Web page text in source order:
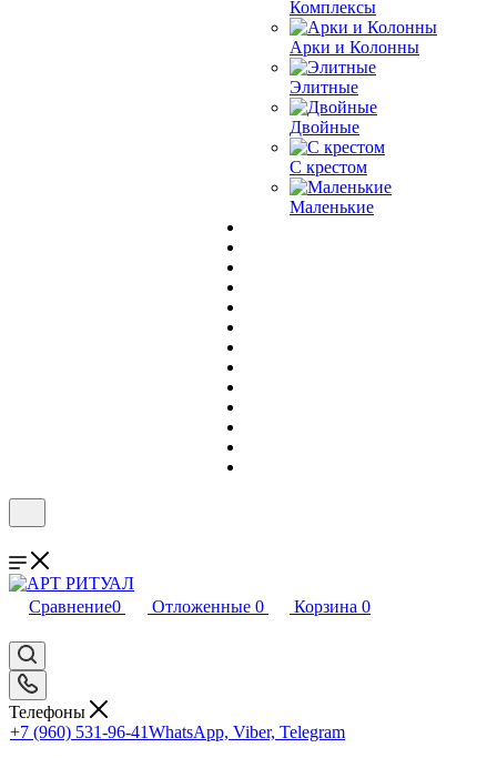
Комплексы
Арки и Колонны
Элитные
Двойные
С крестом
Маленькие
Сравнение0 Отложенные 0 Корзина 0
Телефоны
+7 (960) 531-96-41WhatsApp, Viber, Telegram